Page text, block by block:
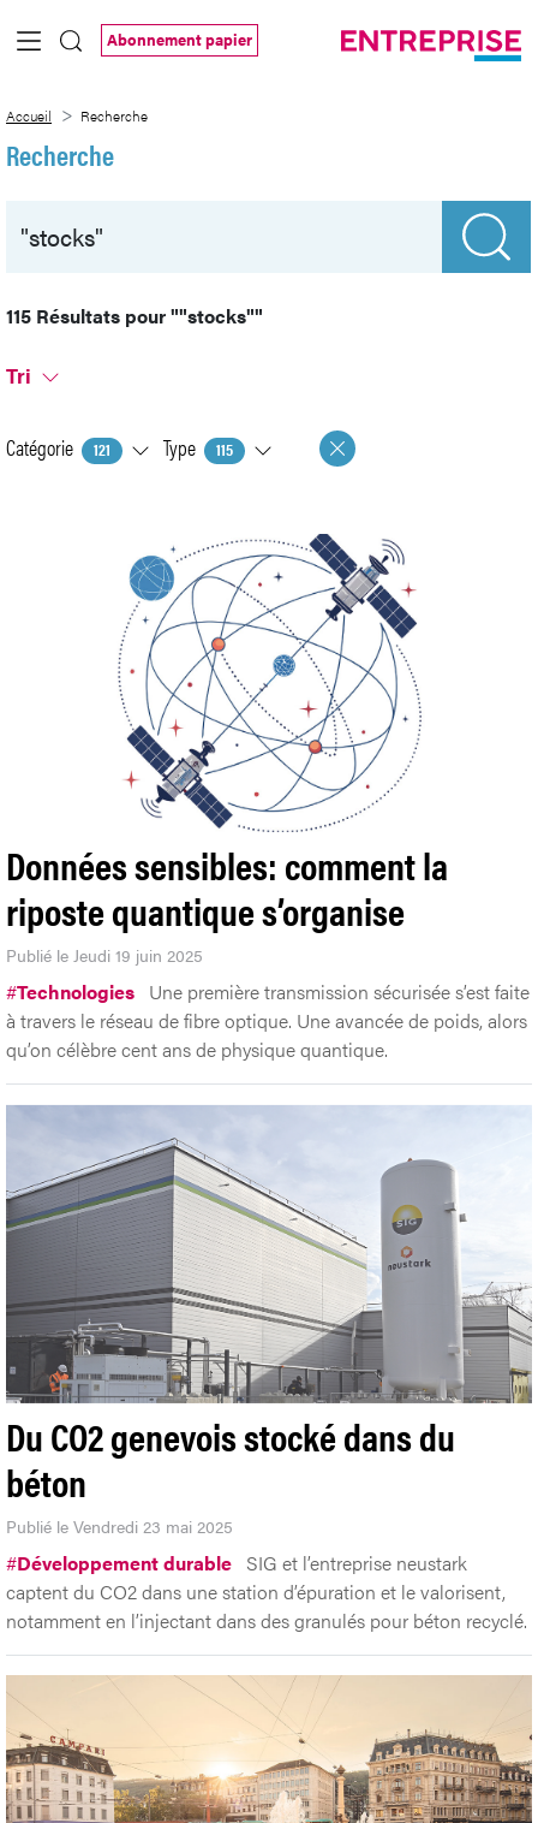
Saut au contenu principal
Abonnement papier
Accueil Recherche
Recherche
115 Résultats pour""stocks""
Tri
Catégorie 121 Type 115
Données sensibles: comment la
riposte quantique s’organise
Publié le Jeudi 19 juin 2025
#Technologies Une première transmission sécurisée s’est faite
à travers le réseau de fibre optique. Une avancée de poids, alors
qu’on célèbre cent ans de physique quantique.
Du CO2 genevois stocké dans du
béton
Publié le Vendredi 23 mai 2025
#Développement durable SIG et l’entreprise neustark
captent du CO2 dans une station d’épuration et le valorisent,
notamment en l’injectant dans des granulés pour béton recyclé.